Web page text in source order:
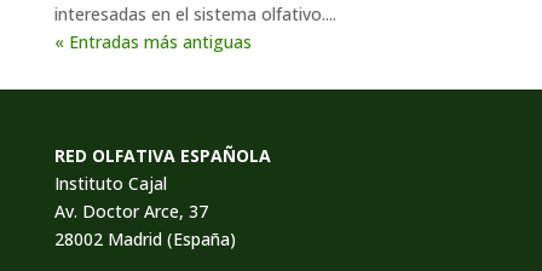
interesadas en el sistema olfativo....
« Entradas más antiguas
RED OLFATIVA ESPAÑOLA
Instituto Cajal
Av. Doctor Arce, 37
28002 Madrid (España)